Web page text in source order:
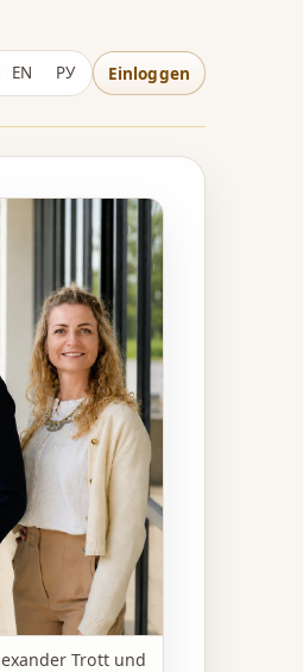
EN РУ Einloggen
Trott und